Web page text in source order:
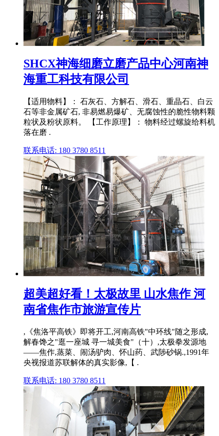
SHCX神海细磨立磨产品中心河南神
海重工科技有限公司
【适用物料】： 石灰石、方解石、滑石、重晶石、白云
石等非金属矿石, 非易燃易爆矿、无腐蚀性的脆性物料颗
粒状及粉状原料。 【工作原理】： 物料经过螺旋给料机
落在磨 .
联系电话: 180 3780 8511
超美超好看！太极故里 山水焦作 河
南省焦作市旅游宣传片
,《焦洛平高铁》即将开工,河南高铁"中环线"随之形成,
解春馋之"逛一座城 寻一城美食"（十）,太极拳发源地
——焦作,蒸菜、闹汤驴肉、怀山药、武陟砂锅.,1991年
央视报道苏联解体的真实影像,【 .
联系电话: 180 3780 8511